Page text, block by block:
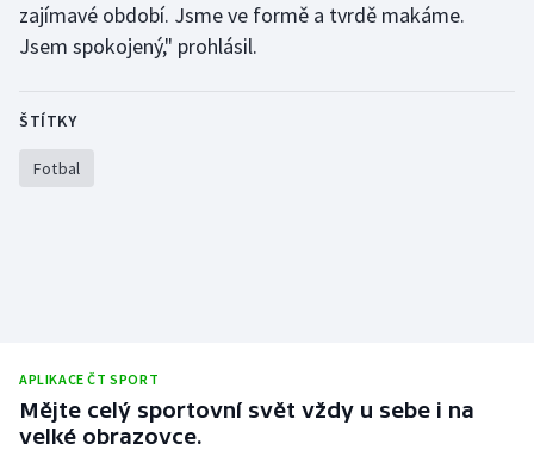
Vodní slalom
Ostatní
zajímavé období. Jsme ve formě a tvrdě makáme.
Jsem spokojený," prohlásil.
ŠTÍTKY
Fotbal
APLIKACE ČT SPORT
Mějte celý sportovní svět vždy u sebe i na
velké obrazovce.